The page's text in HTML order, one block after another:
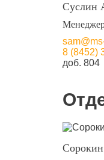
Суслин
Менеджер
8 (8452)
доб. 804